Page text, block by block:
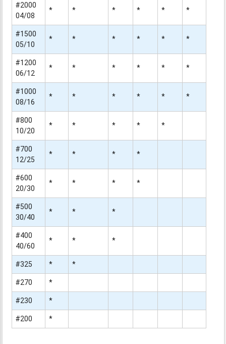
#2000
04/08
* * * * * *
#1500
05/10
* * * * * *
#1200
06/12
* * * * * *
#1000
08/16
* * * * * *
#800
10/20
* * * * *
#700
12/25
* * * *
#600
20/30
* * * *
#500
30/40
* * *
#400
40/60
* * *
#325 *
*
#270
*
#230
*
#200
*